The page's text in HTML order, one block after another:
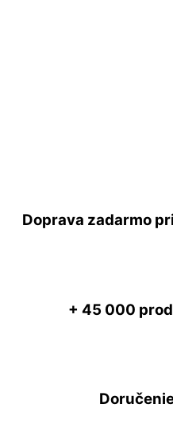
Doprava zadarmo
+ 45 000